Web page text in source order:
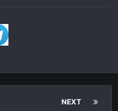
NEXT